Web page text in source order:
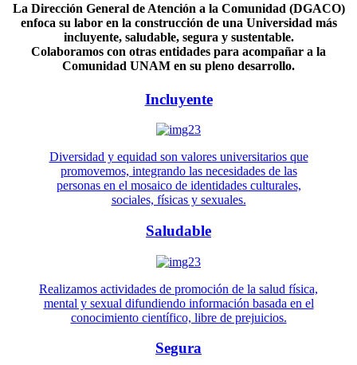
La Dirección General de Atención a la Comunidad (DGACO)
enfoca su labor en la construcción de una Universidad más
incluyente, saludable, segura y sustentable.
Colaboramos con otras entidades para acompañar a la
Comunidad UNAM en su pleno desarrollo.
Incluyente
Diversidad y equidad son valores universitarios que
promovemos, integrando las necesidades de las
personas en el mosaico de identidades culturales,
sociales, físicas y sexuales.
Saludable
Realizamos actividades de promoción de la salud física,
mental y sexual difundiendo información basada en el
conocimiento científico, libre de prejuicios.
Segura